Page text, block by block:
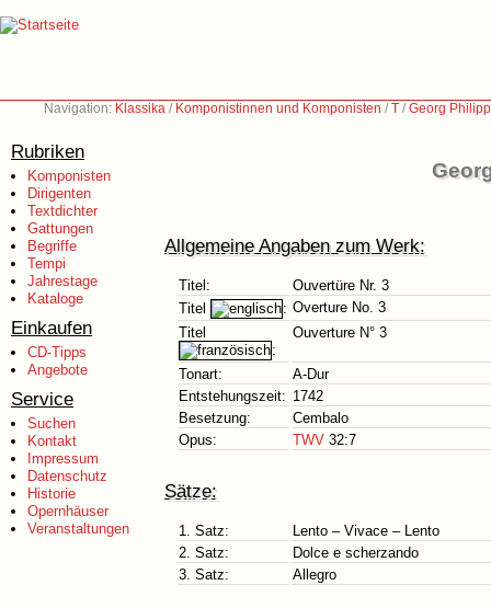
Navigation: Klassika / Komponistinnen und Komponisten /T /Georg
Rubriken
Komponisten
Dirigenten
Textdichter
Gattungen
Begriffe
Tempi
Jahrestage
Kataloge
Einkaufen
CD-Tipps
Angebote
Service
Suchen
Kontakt
Impressum
Datenschutz
Historie
Opernhäuser
Veranstaltungen
Allgemeine Angaben zum Werk:
Titel:
Ouvertüre Nr. 3
Titel
: Overture No. 3
Titel
:
Ouverture N° 3
Tonart:
A-Dur
Entstehungszeit: 1742
Besetzung:
Cembalo
Opus:
TWV 32:7
Sätze:
1. Satz:
Lento – Vivace – Lento
2. Satz:
Dolce e scherzando
3. Satz:
Allegro